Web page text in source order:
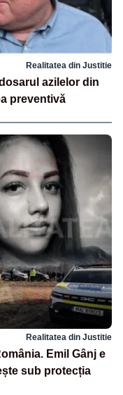
Realitatea din Justitie
azilelor din
preventivă
Realitatea din Justitie
Emil Gânj e
sub protecția